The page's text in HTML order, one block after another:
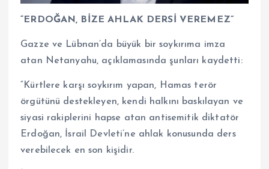
“ERDOĞAN, BİZE AHLAK DERSİ VEREMEZ”
Gazze ve Lübnan’da büyük bir soykırıma imza
atan Netanyahu, açıklamasında şunları kaydetti:
“Kürtlere karşı soykırım yapan, Hamas terör
örgütünü destekleyen, kendi halkını baskılayan ve
siyasi rakiplerini hapse atan antisemitik diktatör
Erdoğan, İsrail Devleti’ne ahlak konusunda ders
verebilecek en son kişidir.